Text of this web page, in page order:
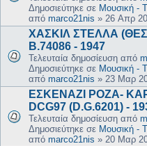
Δημοσιεύτηκε σε Μουσική -
από marco21nis » 26 Απρ
ΧΑΣΚΙΛ ΣΤΕΛΛΑ
B.74086 - 1947
Τελευταία δημοσίευση από
Δημοσιεύτηκε σε Μουσική -
από marco21nis » 23 Μαρ
ΕΣΚΕΝΑΖΙ ΡΟΖΑ-
DCG97 (D.G.6201) -
Τελευταία δημοσίευση από
Δημοσιεύτηκε σε Μουσική -
από marco21nis » 20 Μαρ